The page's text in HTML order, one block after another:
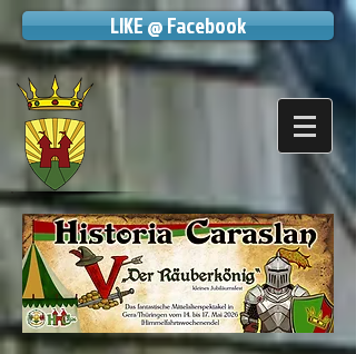
LIKE @ Facebook